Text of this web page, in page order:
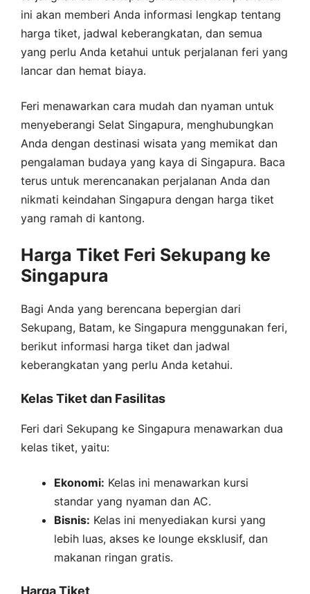
ini akan memberi Anda informasi lengkap tentang
harga tiket, jadwal keberangkatan, dan semua
yang perlu Anda ketahui untuk perjalanan feri yang
lancar dan hemat biaya.
Feri menawarkan cara mudah dan nyaman untuk
menyeberangi Selat Singapura, menghubungkan
Anda dengan destinasi wisata yang memikat dan
pengalaman budaya yang kaya di Singapura. Baca
terus untuk merencanakan perjalanan Anda dan
nikmati keindahan Singapura dengan harga tiket
yang ramah di kantong.
Harga Tiket Feri Sekupang ke
Singapura
Bagi Anda yang berencana bepergian dari
Sekupang, Batam, ke Singapura menggunakan feri,
berikut informasi harga tiket dan jadwal
keberangkatan yang perlu Anda ketahui.
Kelas Tiket dan Fasilitas
Feri dari Sekupang ke Singapura menawarkan dua
kelas tiket, yaitu:
Ekonomi: Kelas ini menawarkan kursi
standar yang nyaman dan AC.
Bisnis: Kelas ini menyediakan kursi yang
lebih luas, akses ke lounge eksklusif, dan
makanan ringan gratis.
Harga Tiket